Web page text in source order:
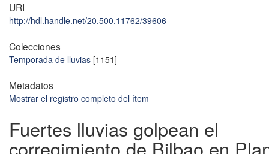
URI
http://hdl.handle.net/20.500.11762/39606
Colecciones
Temporada de lluvias [1151]
Metadatos
Mostrar el registro completo del ítem
Fuertes lluvias golpean el